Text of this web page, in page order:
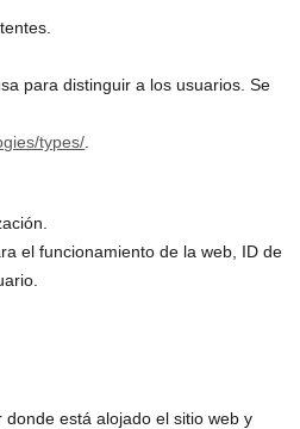
para distinguir a los usuarios. Se
types/
el funcionamiento de la web, ID de
está alojado el sitio web y